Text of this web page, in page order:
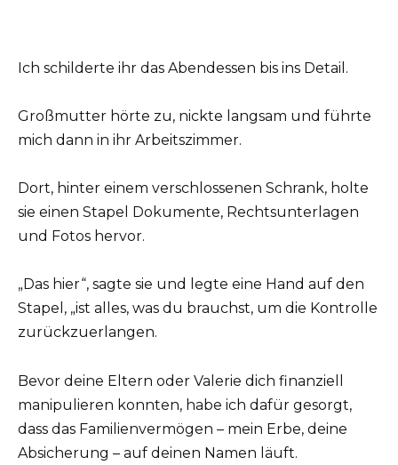
Ich schilderte ihr das Abendessen bis ins Detail.
Großmutter hörte zu, nickte langsam und führte
mich dann in ihr Arbeitszimmer.
Dort, hinter einem verschlossenen Schrank, holte
sie einen Stapel Dokumente, Rechtsunterlagen
und Fotos hervor.
„Das hier“, sagte sie und legte eine Hand auf den
Stapel, „ist alles, was du brauchst, um die Kontrolle
zurückzuerlangen.
Bevor deine Eltern oder Valerie dich finanziell
manipulieren konnten, habe ich dafür gesorgt,
dass das Familienvermögen – mein Erbe, deine
Absicherung – auf deinen Namen läuft.